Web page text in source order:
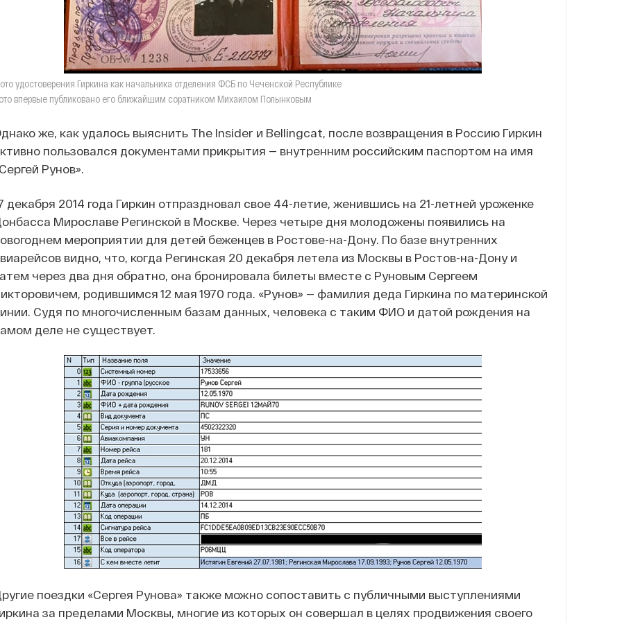
удостоверения Гиркина как начальника отделения ФСБ по Чеченской Республике
впервые публиковано его ближайшим соратником Михаилом Полынковым
же, как удалось выяснить The Insider и Bellingcat, после возвращения в Россию Гиркин
пользовался документами прикрытия — внутренним российским паспортом на имя
Рунов».
декабря 2014 года Гиркин отпраздновал свое 44-летие, женившись на 21-летней уроженке
Мирославе Регинской в Москве. Через четыре дня молодожены появились на
мероприятии для детей беженцев в Ростове-на-Дону. По базе внутренних
видно, что, когда Регинская 20 декабря летела из Москвы в Ростов-на-Дону и
через два дня обратно, она бронировала билеты вместе с Руновым Сергеем
родившимся 12 мая 1970 года. «Рунов» — фамилия деда Гиркина по материнской
Судя по многочисленным базам данных, человека с таким ФИО и датой рождения на
деле не существует.
поездки «Сергея Рунова» также можно сопоставить с публичными выступлениями
за пределами Москвы, многие из которых он совершал в целях продвижения своего